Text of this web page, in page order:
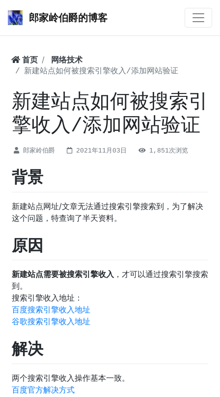
郎家岭伯爵的博客
首页 网络技术
新建站点如何被搜索引擎收入/添加网站验证
新建站点如何被搜索引
擎收入/添加网站验证
郎家岭伯爵 2021年11月03日 1,851次浏览
背景
新建站点网址/文章无法通过搜索引擎搜索到，为了解决
这个问题，特查询了半天资料。
原因
新建站点需要被搜索引擎收入 ，才可以通过搜索引擎搜索
到。
搜索引擎收入地址：
百度搜索引擎收入地址
谷歌搜索引擎收入地址
解决
两个搜索引擎收入操作基本一致。
百度官方解决方式